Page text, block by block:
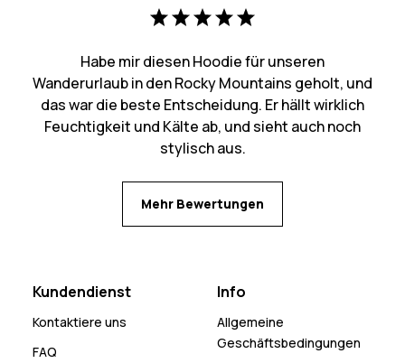
Habe mir diesen Hoodie für unseren
Wanderurlaub in den Rocky Mountains geholt, und
das war die beste Entscheidung. Er hällt wirklich
Feuchtigkeit und Kälte ab, und sieht auch noch
stylisch aus.
Mehr Bewertungen
Kundendienst
Kontaktiere uns
FAQ
Info
Allgemeine
Geschäftsbedingungen